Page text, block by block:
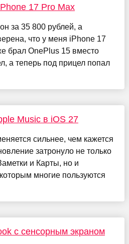
17 Pro Max
за 35 800 рублей, а
что у меня iPhone 17
брал OnePlus 15 вместо
а теперь под прицел попал
Music в iOS 27
сильнее, чем кажется
затронуло не только
и Карты, но и
многие пользуются
с сенсорным экраном